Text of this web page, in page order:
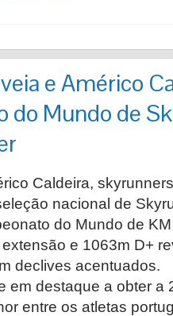
e Américo
do Mundo de
Caldeira,
nacional de
do Mundo de
e 1063m D+
declives acentuados.
em destaque a obter a
entre os atletas